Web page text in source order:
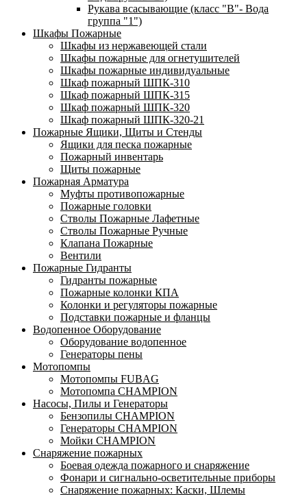
Рукава всасывающие (класс "В"- Вода
группа "1")
Шкафы Пожарные
Шкафы из нержавеющей стали
Шкафы пожарные для огнетушителей
Шкафы пожарные индивидуальные
Шкаф пожарный ШПК-310
Шкаф пожарный ШПК-315
Шкаф пожарный ШПК-320
Шкаф пожарный ШПК-320-21
Пожарные Ящики, Щиты и Стенды
Ящики для песка пожарные
Пожарный инвентарь
Щиты пожарные
Пожарная Арматура
Муфты противопожарные
Пожарные головки
Стволы Пожарные Лафетные
Стволы Пожарные Ручные
Клапана Пожарные
Вентили
Пожарные Гидранты
Гидранты пожарные
Пожарные колонки КПА
Колонки и регуляторы пожарные
Подставки пожарные и фланцы
Водопенное Оборудование
Оборудование водопенное
Генераторы пены
Мотопомпы
Мотопомпы FUBAG
Мотопомпа CHAMPION
Насосы, Пилы и Генераторы
Бензопилы CHAMPION
Генераторы CHAMPION
Мойки CHAMPION
Снаряжение пожарных
Боевая одежда пожарного и снаряжение
Фонари и сигнально-осветительные приборы
Снаряжение пожарных: Каски, Шлемы